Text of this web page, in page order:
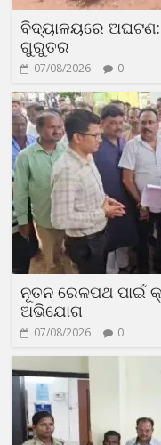
ବିଦ୍ୟାଳୟରେ
ଗୁରୁତର
07/08/2026 0
ନୂତନ ରେଳପଥ ପାଇଁ
ଅଭିଯୋଗ
07/08/2026 0